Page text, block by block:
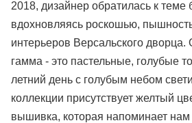
2018, дизайнер обратилась к теме
вдохновляясь роскошью,
интерьеров Версальского дворца.
гамма - это пастельные, голубые
летний день с голубым небом
коллекции присутствует желтый
вышивка, которая напоминает